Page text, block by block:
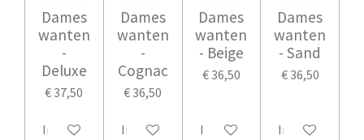
Dames
wanten
-
Deluxe
€ 37,50
In winkelwagen
Dames
wanten
-
Cognac
€ 36,50
In winkelwagen
Dames
wanten
- Beige
€ 36,50
In winkelwagen
Dames
wanten
- Sand
€ 36,50
In